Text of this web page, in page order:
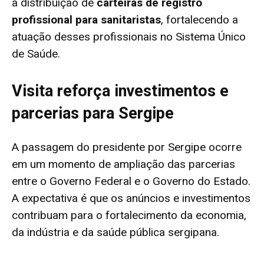
a distribuição de carteiras de registro
profissional para sanitaristas, fortalecendo a
atuação desses profissionais no Sistema Único
de Saúde.
Visita reforça investimentos e
parcerias para Sergipe
A passagem do presidente por Sergipe ocorre
em um momento de ampliação das parcerias
entre o Governo Federal e o Governo do Estado.
A expectativa é que os anúncios e investimentos
contribuam para o fortalecimento da economia,
da indústria e da saúde pública sergipana.